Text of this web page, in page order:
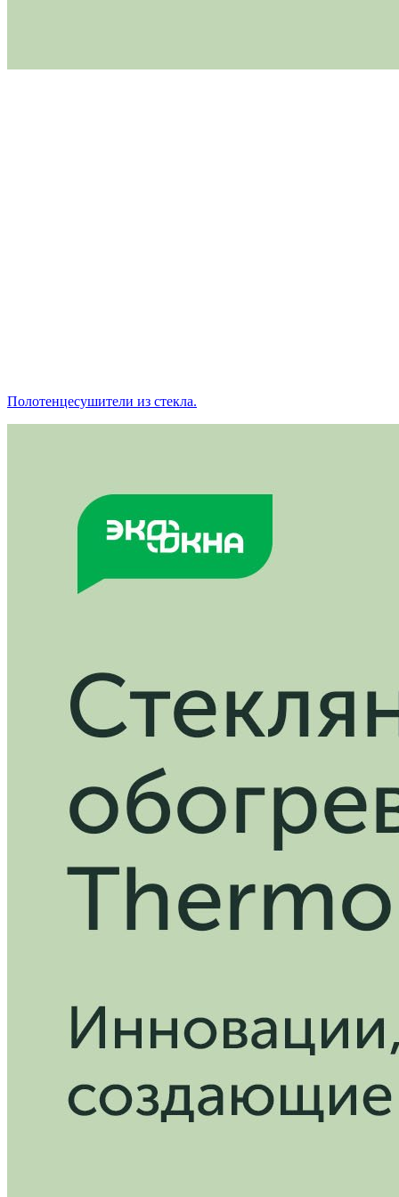
Полотенцесушители из стекла.